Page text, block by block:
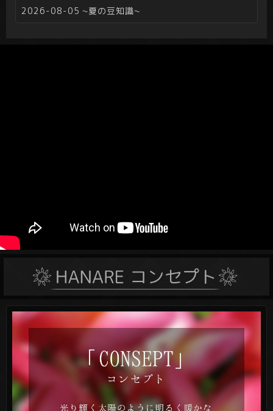
2026-08-05 ~夏の豆知識~